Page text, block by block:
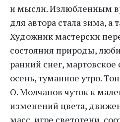
и мысли. Излюбленным
для автора стала зима, а
Художник мастерски
состояния природы,
ранний снег, мартовское
осень, туманное утро.
О. Молчанов чуток к
изменений цвета,
масс, игре светотени,